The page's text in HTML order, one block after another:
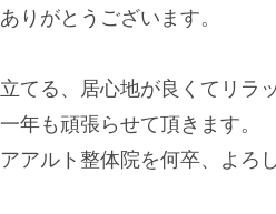
りがとうございます。
てる、居心地が良くてリラ
年も頑張らせて頂きます。
アルト整体院を何卒、よろ